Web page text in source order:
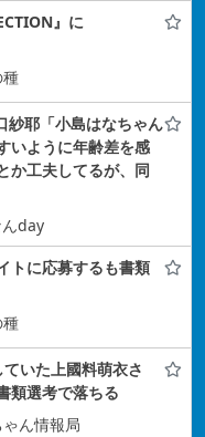
』に
紗耶「小島はなちゃん
いように年齢差を感
か工夫してるが、同
day
トに応募するも書類
いた上國料萌衣さ
類選考で落ちる
ん情報局